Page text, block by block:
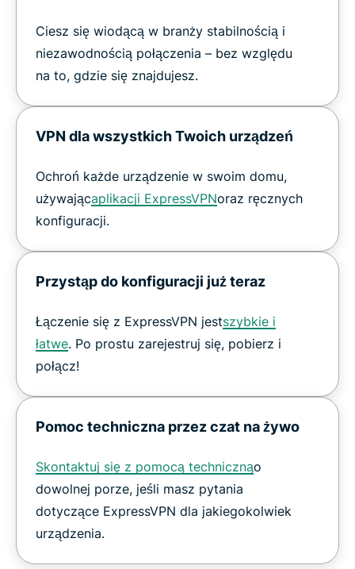
Ciesz się wiodącą w branży stabilnością i
niezawodnością połączenia – bez względu
na to, gdzie się znajdujesz.
VPN dla wszystkich Twoich urządzeń
Ochroń każde urządzenie w swoim domu,
używającaplikacji ExpressVPNoraz ręcznych
konfiguracji.
Przystąp do konfiguracji już teraz
Łączenie się z ExpressVPN jestszybkie i
łatwe. Po prostu zarejestruj się, pobierz i
połącz!
Pomoc techniczna przez czat na żywo
Skontaktuj się z pomocą technicznąo
dowolnej porze, jeśli masz pytania
dotyczące ExpressVPN dla jakiegokolwiek
urządzenia.